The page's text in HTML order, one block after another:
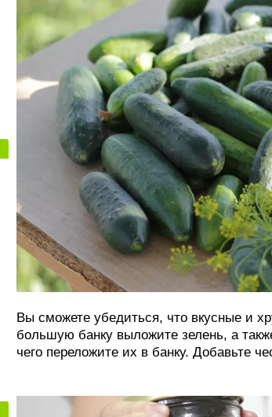
Вы сможете убедиться, что вкусные и
большую банку выложите зелень, а
чего переложите их в банку. Добавьте